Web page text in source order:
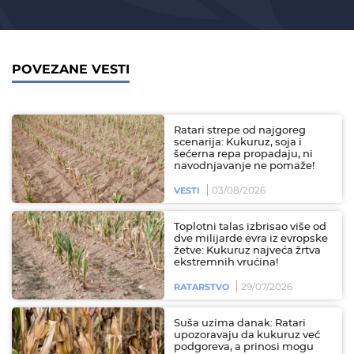
POVEZANE VESTI
Ratari strepe od najgoreg
scenarija: Kukuruz, soja i
šećerna repa propadaju, ni
navodnjavanje ne pomaže!
VESTI 03/08/2026
Toplotni talas izbrisao više od
dve milijarde evra iz evropske
žetve: Kukuruz najveća žrtva
ekstremnih vrućina!
RATARSTVO 29/07/2026
Suša uzima danak: Ratari
upozoravaju da kukuruz već
podgoreva, a prinosi mogu